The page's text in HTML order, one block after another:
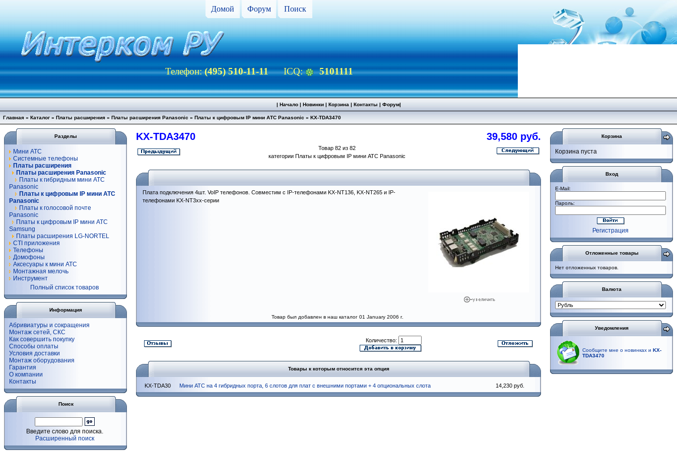
Домой Форум Поиск
Телефон:(495) 510-11-11ICQ: 5101111
| Начало| Новинки| Корзина | Контакты | Форум|
Главная » Каталог » Платы расширения » Платы расширения Panasonic » Платы к цифровым IP мини АТС Panasonic » KX-TDA3470
Разделы
Мини АТС
Системные телефоны
Платы расширения
Платы расширения Panasonic
Платы к гибридным мини АТС
Panasonic
Платы к цифровым IP мини АТС
Panasonic
Платы к голосовой почте
Panasonic
Платы к цифровым IP мини АТС
Samsung
Платы расширения LG-NORTEL
CTI приложения
Телефоны
Домофоны
Аксесуары к мини АТС
Монтажная мелочь
Инструмент
Полный список товаров
Информация
Абривиатуры и сокращения
Монтаж сетей, СКС
Как совершить покупку
Способы оплаты
Условия доставки
Монтаж оборудования
Гарантия
О компании
Контакты
Поиск
Введите слово для поиска.
Расширенный поиск
KX-TDA3470 39,580 руб.
Товар 82 из 82
категории Платы к цифровым IP мини АТС Panasonic
Плата подключения 4шт. VoIP телефонов. Совместим с IP-телефонами KX-NT136, KX-NT265 и IP-
телефонами KX-NT3хх-серии
Товар был добавлен в наш каталог 01 January 2006 г.
Количество:
Товары к которым относится эта опция
KX-TDA30 Мини АТС на 4 гибридных порта, 6 слотов для плат с внешними портами + 4 опциональных слота 14,230 руб.
Корзина
Корзина пуста
Вход
E-Mail:
Пароль:
Регистрация
Отложенные товары
Нет отложенных товаров.
Валюта
Уведомления
Сообщите мне о новинках и KX-
TDA3470